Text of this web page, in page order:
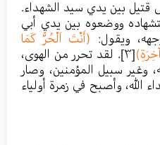
قتيل بين يدي سيد الشهداء.
ووضعوه بين يدي أبي
ويقول: (أَنْتَ اَلْحُرُّ كَمَا
[٣]
. لقد تحرر من الهوى،
وغير سبيل المؤمنين، وصار
وأصبح في زمرة أولياء